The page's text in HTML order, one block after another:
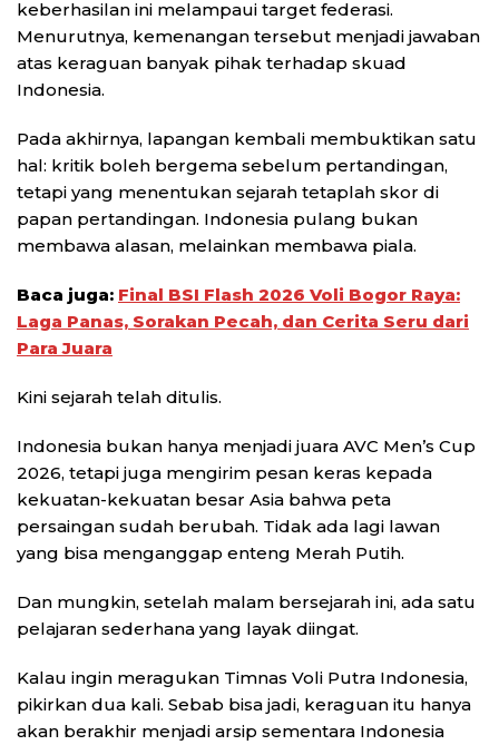
keberhasilan ini melampaui target federasi.
Menurutnya, kemenangan tersebut menjadi jawaban
atas keraguan banyak pihak terhadap skuad
Indonesia.
Pada akhirnya, lapangan kembali membuktikan satu
hal: kritik boleh bergema sebelum pertandingan,
tetapi yang menentukan sejarah tetaplah skor di
papan pertandingan. Indonesia pulang bukan
membawa alasan, melainkan membawa piala.
Baca juga: Final BSI Flash 2026 Voli Bogor Raya:
Laga Panas, Sorakan Pecah, dan Cerita Seru dari
Para Juara
Kini sejarah telah ditulis.
Indonesia bukan hanya menjadi juara AVC Men’s Cup
2026, tetapi juga mengirim pesan keras kepada
kekuatan-kekuatan besar Asia bahwa peta
persaingan sudah berubah. Tidak ada lagi lawan
yang bisa menganggap enteng Merah Putih.
Dan mungkin, setelah malam bersejarah ini, ada satu
pelajaran sederhana yang layak diingat.
Kalau ingin meragukan Timnas Voli Putra Indonesia,
pikirkan dua kali. Sebab bisa jadi, keraguan itu hanya
akan berakhir menjadi arsip sementara Indonesia